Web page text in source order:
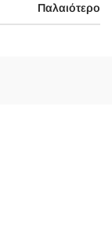
Παλαιότερο